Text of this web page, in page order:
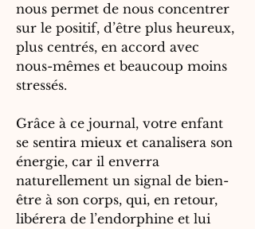
nous permet de nous concentrer
sur le positif, d’être plus heureux,
plus centrés, en accord avec
nous-mêmes et beaucoup moins
stressés.
Grâce à ce journal, votre enfant
se sentira mieux et canalisera son
énergie, car il enverra
naturellement un signal de bien-
être à son corps, qui, en retour,
libérera de l’endorphine et lui